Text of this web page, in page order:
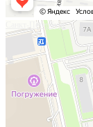
Санкт-Петербург